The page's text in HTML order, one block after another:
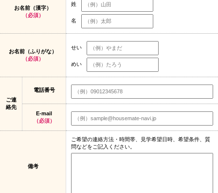
お名前（漢字）
（必須）
姓
名
お名前（ふりがな）
（必須）
せい
めい
ご連
絡先
電話番号
E-mail
（必須）
備考
ご希望の連絡方法・時間帯、見学希望日時、希望条件、質
問などをご記入ください。